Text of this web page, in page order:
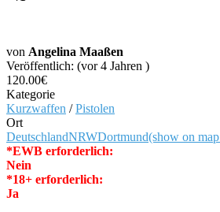
von Angelina Maaßen
Veröffentlich: (vor 4 Jahren )
120.00€
Kategorie
Kurzwaffen /Pistolen
Ort
DeutschlandNRWDortmund(show on map
*EWB erforderlich:
Nein
*18+ erforderlich:
Ja